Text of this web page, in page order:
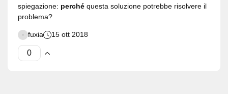
spiegazione: perché questa soluzione potrebbe risolvere il
problema?
fuxia 15 ott 2018